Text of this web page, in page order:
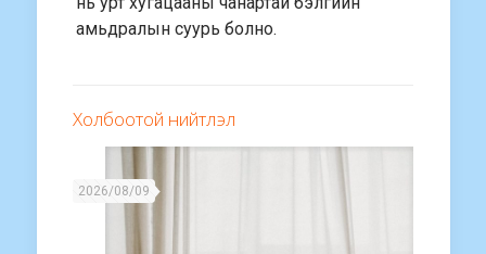
амьдралын суурь болно.
Холбоотой нийтлэл
2026/08/09